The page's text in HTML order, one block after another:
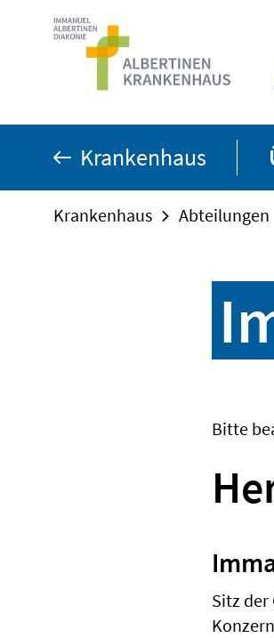
Seiteninhalt
Krankenhaus
Krankenhaus Abteilungen
Bitte
Sitz der